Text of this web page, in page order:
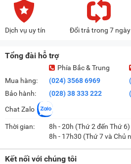
Dịch vụ uy tín Đổi trả trong 7 ngày
Tổng đài hỗ trợ
Mua hàng:
Bảo hành:
Phía Bắc & Trung
(024) 3568 6969
(028) 38 333 222
Chat Zalo
Thời gian:
8h - 20h (Thứ 2 đến Thứ 6)
8h - 17h30 (Thứ 7 và Chủ
Kết nối với chúng tôi